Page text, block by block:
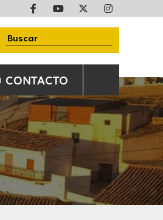
CONTACTO